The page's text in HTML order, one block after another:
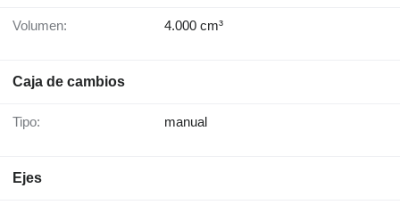
Volumen: 4.000 cm³
Caja de cambios
Tipo: manual
Ejes